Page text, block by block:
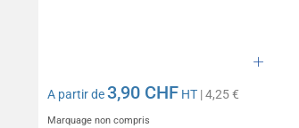
A partir de3,90 CHF HT | 4,25 €
Marquage non compris